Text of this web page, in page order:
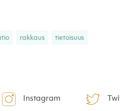
rakkaus tietoisuus
Instagram